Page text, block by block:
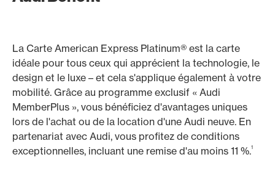
La Carte American Express Platinum® est la carte
idéale pour tous ceux qui apprécient la technologie, le
design et le luxe – et cela s'applique également à votre
mobilité. Grâce au programme exclusif « Audi
MemberPlus », vous bénéficiez d'avantages uniques
lors de l'achat ou de la location d'une Audi neuve. En
partenariat avec Audi, vous profitez de conditions
exceptionnelles, incluant une remise d'au moins 11 %.1